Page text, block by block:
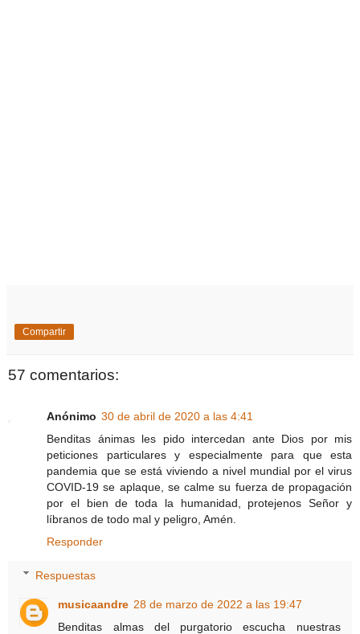
Compartir
57 comentarios:
Anónimo 30 de abril de 2020 a las 4:41
Benditas ánimas les pido intercedan ante Dios por mis
peticiones particulares y especialmente para que esta
pandemia que se está viviendo a nivel mundial por el virus
COVID-19 se aplaque, se calme su fuerza de propagación
por el bien de toda la humanidad, protejenos Señor y
líbranos de todo mal y peligro, Amén.
Responder
Respuestas
musicaandre 28 de marzo de 2022 a las 19:47
Benditas almas del purgatorio escucha nuestras